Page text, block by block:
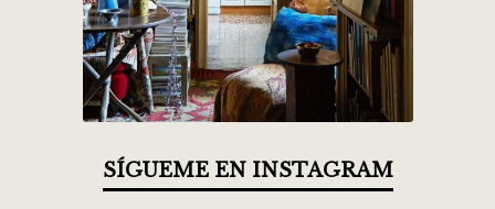
SÍGUEME EN INSTAGRAM